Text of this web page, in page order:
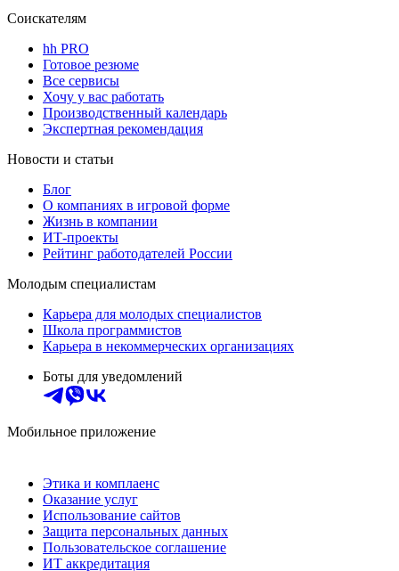
Соискателям
hh PRO
Готовое резюме
Все сервисы
Хочу у вас работать
Производственный календарь
Экспертная рекомендация
Новости и статьи
Блог
О компаниях в игровой форме
Жизнь в компании
ИТ-проекты
Рейтинг работодателей России
Молодым специалистам
Карьера для молодых специалистов
Школа программистов
Карьера в некоммерческих организациях
Боты для уведомлений
Мобильное приложение
Этика и комплаенс
Оказание услуг
Использование сайтов
Защита персональных данных
Пользовательское соглашение
ИТ аккредитация